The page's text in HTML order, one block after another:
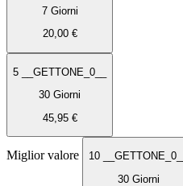
7 Giorni
20,00 €
5 __GETTONE_0__
30 Giorni
45,95 €
Miglior valore
10 __GETTONE_0__
30 Giorni